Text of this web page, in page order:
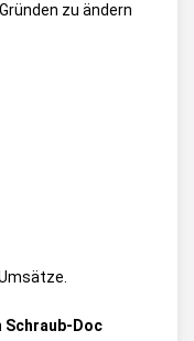
zu ändern
Schraub-Doc